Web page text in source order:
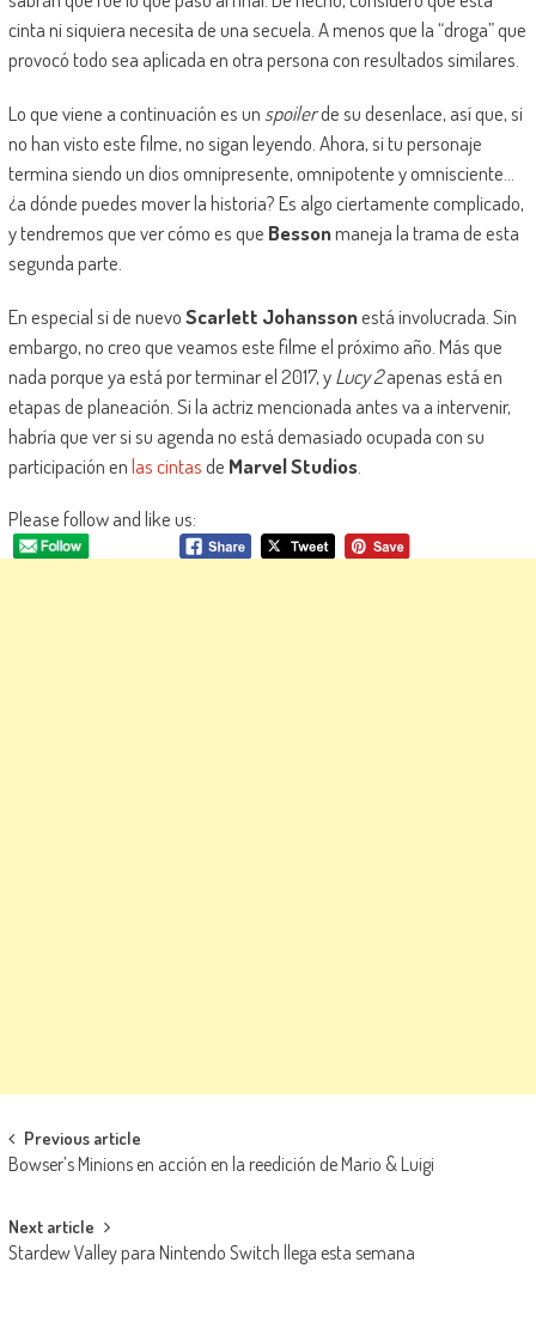
cinta ni siquiera necesita de una secuela. A menos que la “droga” que
provocó todo sea aplicada en otra persona con resultados similares.
Lo que viene a continuación es un spoilerde su desenlace, así que, si
no han visto este filme, no sigan leyendo. Ahora, si tu personaje
termina siendo un dios omnipresente, omnipotente y omnisciente…
¿a dónde puedes mover la historia? Es algo ciertamente complicado,
y tendremos que ver cómo es que Bessonmaneja la trama de esta
segunda parte.
En especial si de nuevoScarlett Johanssonestá involucrada. Sin
embargo, no creo que veamos este filme el próximo año. Más que
nada porque ya está por terminar el 2017, yLucy 2apenas está en
etapas de planeación. Si la actriz mencionada antes va a intervenir,
habría que ver si su agenda no está demasiado ocupada con su
participación enlas cintasde Marvel Studios.
Please follow and like us:
Navegación de entradas
Previous article
Bowser’s Minions en acción en la reedición de Mario & Luigi
Next article
Stardew Valley para Nintendo Switch llega esta semana